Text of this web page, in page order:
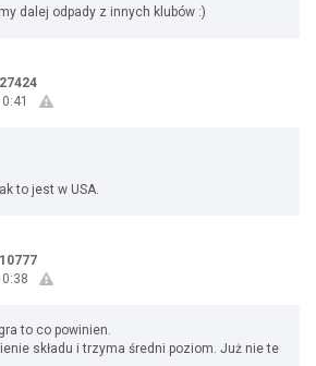
dalej odpady z innych klubów :)
27424
to jest w USA.
10777
to co powinien.
składu i trzyma średni poziom. Już nie te